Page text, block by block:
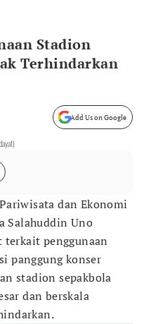
Stadion
Terhindarkan
Add Us on Google
dan Ekonomi
Salahuddin Uno
penggunaan
panggung konser
stadion sepakbola
dan berskala